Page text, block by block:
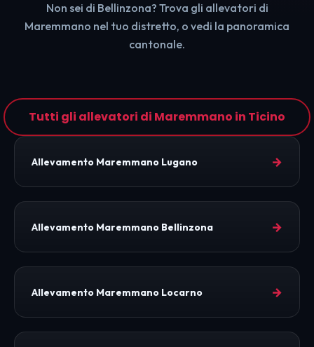
Non sei di Bellinzona? Trova gli allevatori di
Maremmano nel tuo distretto, o vedi la panoramica
cantonale.
Tutti gli allevatori di Maremmano in Ticino
Allevamento Maremmano Lugano →
Allevamento Maremmano Bellinzona →
Allevamento Maremmano Locarno →